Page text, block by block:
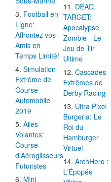
Football en
Ligne:
Affrontez vos
Amis en
Temps Limité!
Simulation
Extrême de
Course
Automobile
2019
Ailes
Volantes:
Course
d'Aéroglisseurs
Futuristes
Mini
DEAD
TARGET:
Apocalypse
Zombie - Le
Jeu de Tir
Ultime
Cascades
Extrêmes de
Derby Racing
Ultra Pixel
Burgeria: Le
Roi du
Hamburger
Virtuel
ArchHero :
L'Épopée